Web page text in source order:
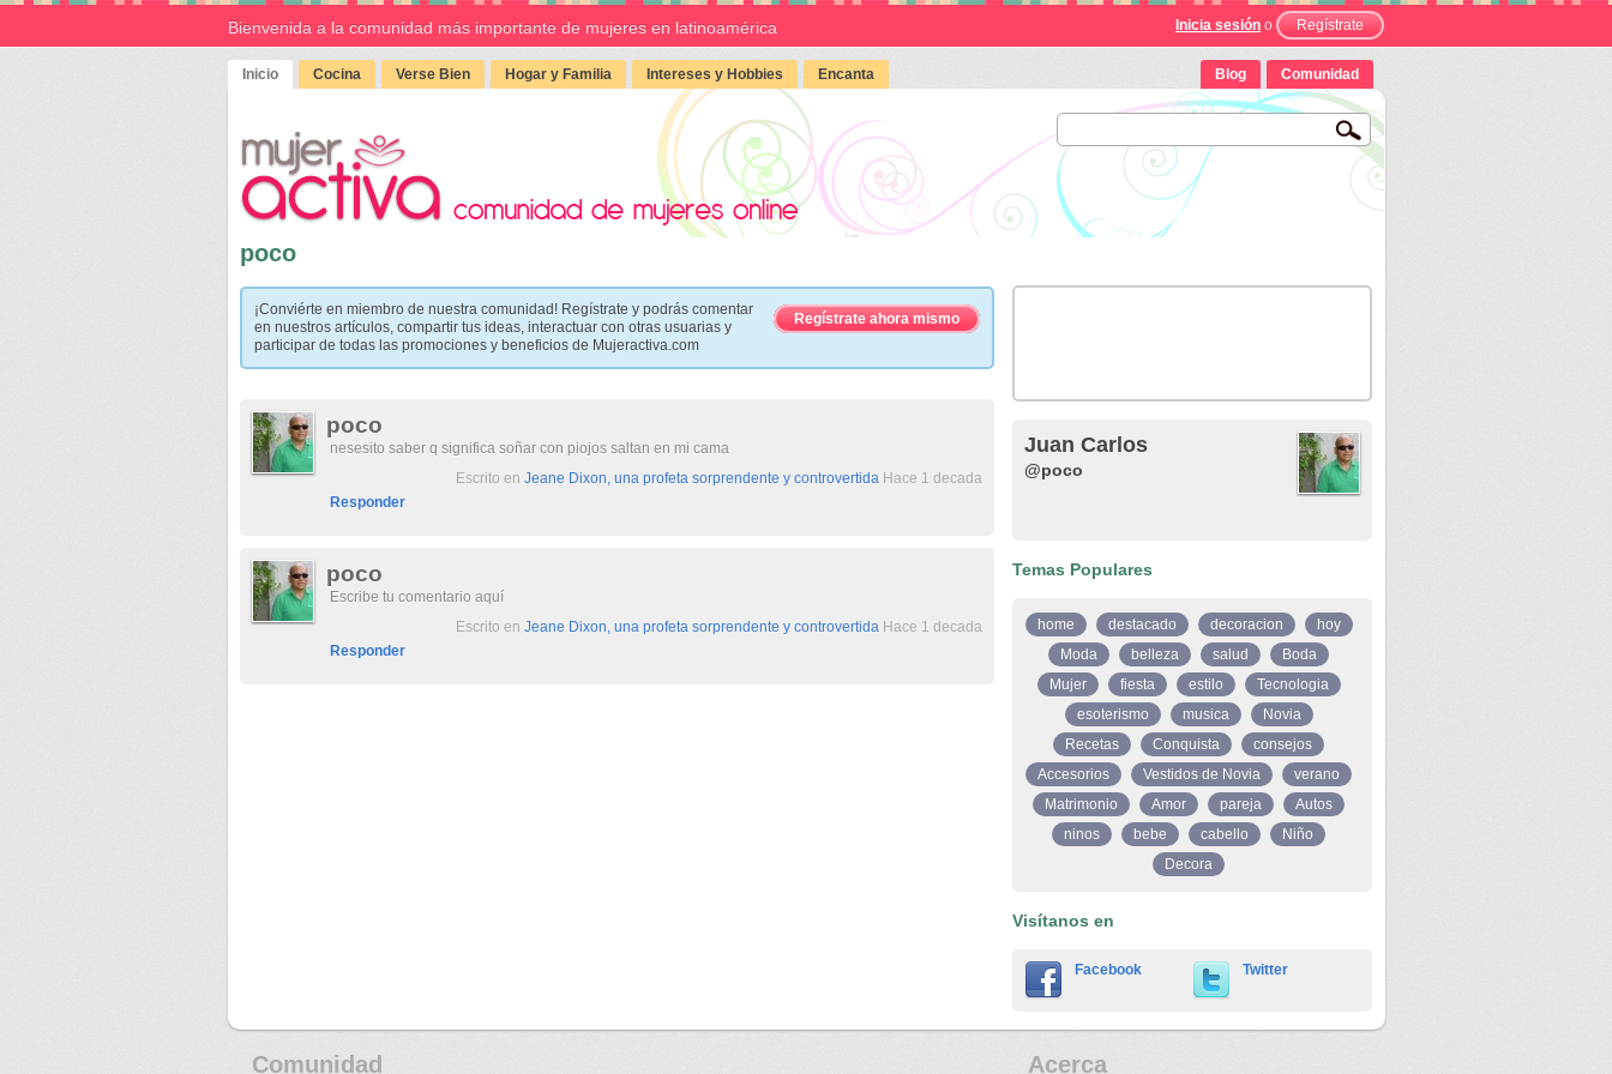
Bienvenida a la comunidad más importante de mujeres en latinoamérica Inicia sesión o Regístrate
Inicio Cocina Verse Bien Hogar y Familia Intereses y Hobbies Encanta Blog Comunidad
poco
¡Conviérte en miembro de nuestra comunidad! Regístrate y podrás comentar
en nuestros artículos, compartir tus ideas, interactuar con otras usuarias y
participar de todas las promociones y beneficios de Mujeractiva.com
Regístrate ahora mismo
poco
nesesito saber q significa soñar con piojos saltan en mi cama
Escrito en Jeane Dixon, una profeta sorprendente y controvertidaHace 1 decada
Responder
poco
Escribe tu comentario aquí
Escrito en Jeane Dixon, una profeta sorprendente y controvertidaHace 1 decada
Responder
Juan Carlos
@poco
Temas Populares
home destacado decoracion
hoy
Moda
belleza salud
Boda
Mujer
fiesta estilo
Tecnologia
esoterismo
musica
Novia
Recetas
Conquista
consejos
Accesorios
Vestidos de Novia
verano
Matrimonio
Amor pareja
Autos
ninos
bebe cabello
Niño
Decora
Visítanos en
Facebook Twitter
Comunidad Acerca